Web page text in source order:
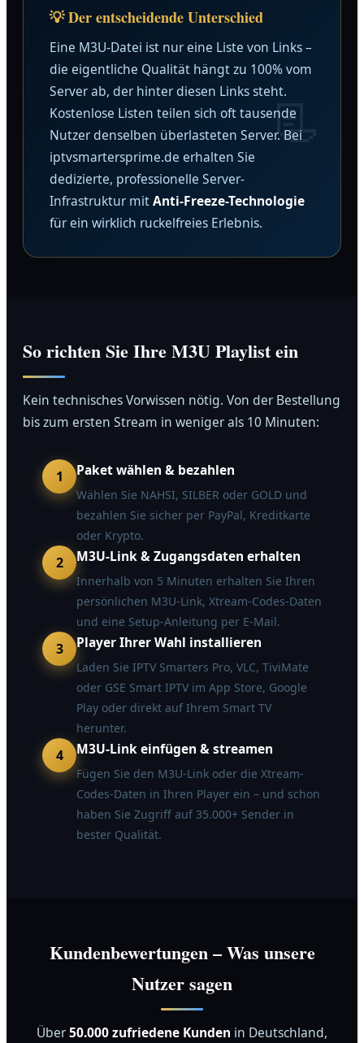
💡 Der entscheidende Unterschied
Eine M3U-Datei ist nur eine Liste von Links –
die eigentliche Qualität hängt zu 100% vom
Server ab, der hinter diesen Links steht.
Kostenlose Listen teilen sich oft tausende
Nutzer denselben überlasteten Server. Bei
iptvsmartersprime.de erhalten Sie
dedizierte, professionelle Server-
Infrastruktur mitAnti-Freeze-Technologie
für ein wirklich ruckelfreies Erlebnis.
So richten Sie Ihre M3U Playlist ein
Kein technisches Vorwissen nötig. Von der Bestellung
bis zum ersten Stream in weniger als 10 Minuten:
1 Paket wählen & bezahlen
Wählen Sie NAHSI, SILBER oder GOLD und
bezahlen Sie sicher per PayPal, Kreditkarte
oder Krypto.
2 M3U-Link & Zugangsdaten erhalten
Innerhalb von 5 Minuten erhalten Sie Ihren
persönlichen M3U-Link, Xtream-Codes-Daten
und eine Setup-Anleitung per E-Mail.
3 Player Ihrer Wahl installieren
Laden Sie IPTV Smarters Pro, VLC, TiviMate
oder GSE Smart IPTV im App Store, Google
Play oder direkt auf Ihrem Smart TV
herunter.
4 M3U-Link einfügen & streamen
Fügen Sie den M3U-Link oder die Xtream-
Codes-Daten in Ihren Player ein – und schon
haben Sie Zugriff auf 35.000+ Sender in
bester Qualität.
Kundenbewertungen – Was unsere
Nutzer sagen
Über50.000 zufriedene Kunden in Deutschland,